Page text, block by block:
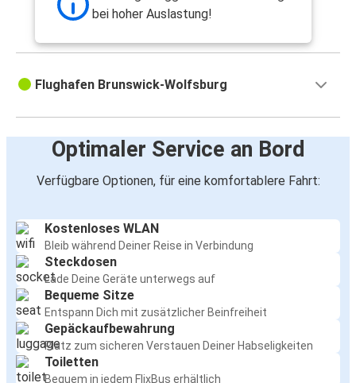
bei hoher Auslastung!
Flughafen Brunswick-Wolfsburg
Optimaler Service an Bord
Verfügbare Optionen, für eine komfortablere Fahrt:
Kostenloses WLAN
Bleib während Deiner Reise in Verbindung
Steckdosen
Lade Deine Geräte unterwegs auf
Bequeme Sitze
Entspann Dich mit zusätzlicher Beinfreiheit
Gepäckaufbewahrung
Platz zum sicheren Verstauen Deiner Habseligkeiten
Toiletten
Bequem in jedem FlixBus erhältlich